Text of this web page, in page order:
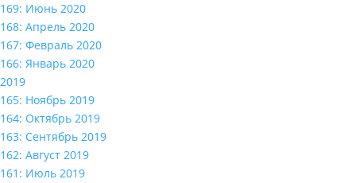
169: Июнь 2020
168: Апрель 2020
167: Февраль 2020
166: Январь 2020
2019
165: Ноябрь 2019
164: Октябрь 2019
163: Сентябрь 2019
162: Август 2019
161: Июль 2019